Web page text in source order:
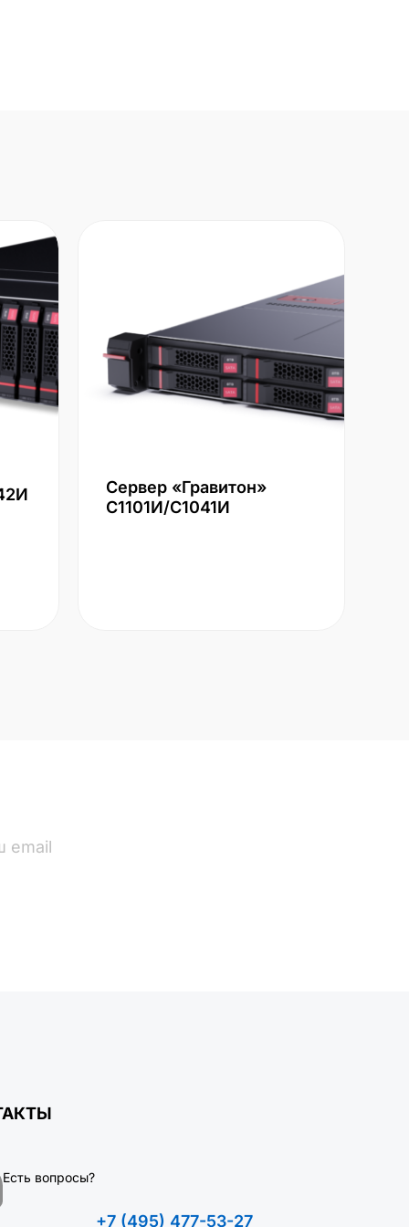
Сервер «Гравитон»
С1101И/С1041И
Есть вопросы?
+7 (495) 477-53-27